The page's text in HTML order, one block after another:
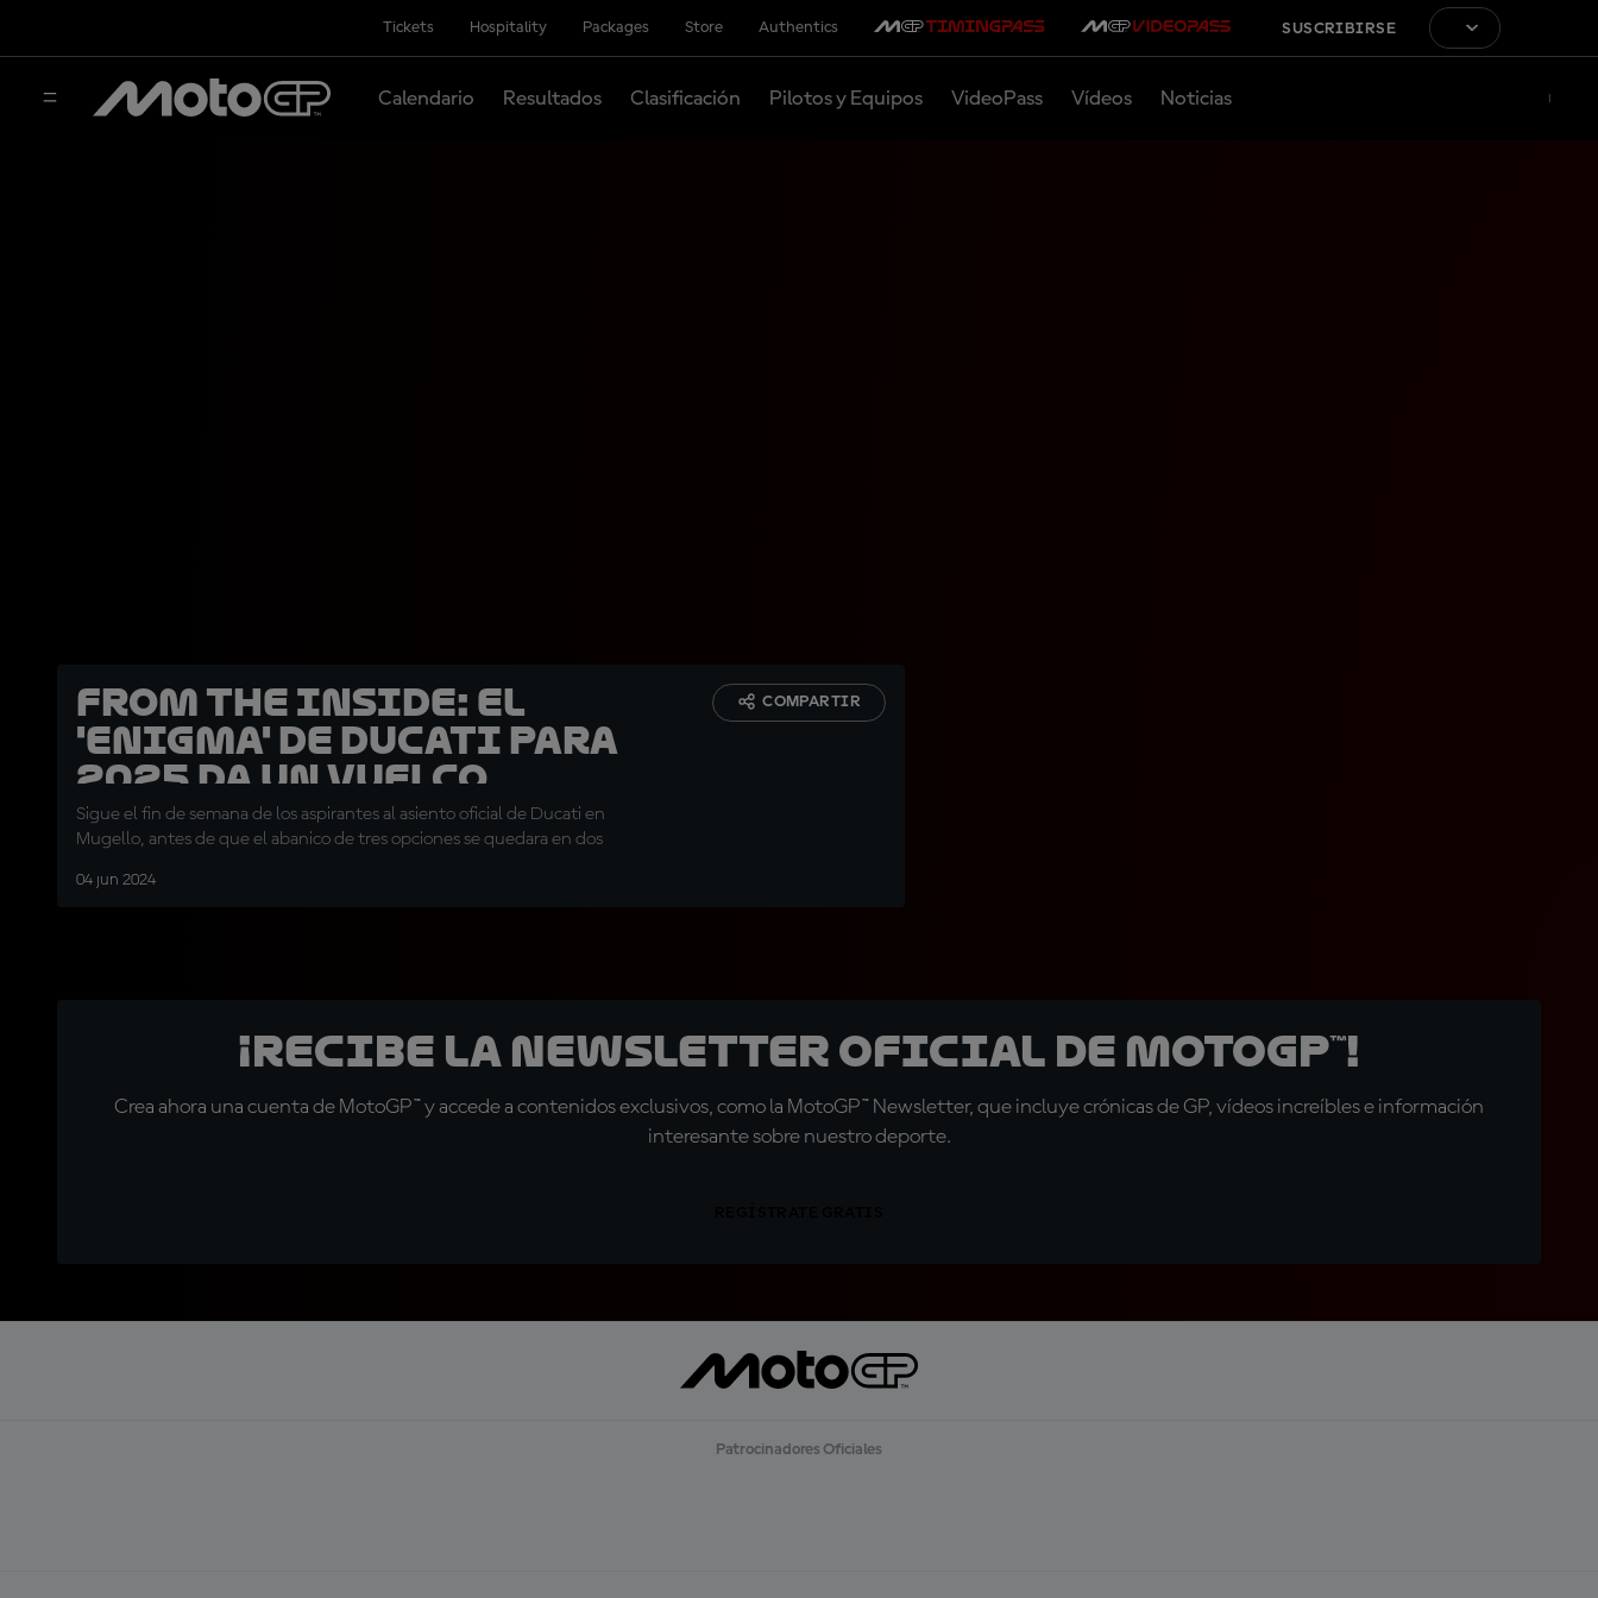
Tickets Hospitality Packages Store Authentics SUSCRIBIRSE
Calendario Resultados Clasificación Pilotos y Equipos VideoPass Vídeos Noticias
From the Inside: El
'enigma' de Ducati para
2025 da un vuelco
Sigue el fin de semana de los aspirantes al asiento oficial de Ducati en
Mugello, antes de que el abanico de tres opciones se quedara en dos
04 jun 2024
COMPARTIR
¡Recibe la Newsletter oficial de MotoGP™!
Crea ahora una cuenta de MotoGP™ y accede a contenidos exclusivos, como la MotoGP™ Newsletter, que incluye crónicas de GP, vídeos increíbles e información
interesante sobre nuestro deporte.
Patrocinadores Oficiales